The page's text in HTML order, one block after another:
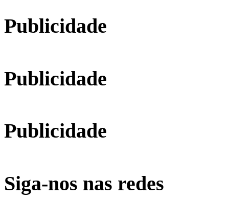
Publicidade
Publicidade
Publicidade
Siga-nos nas redes